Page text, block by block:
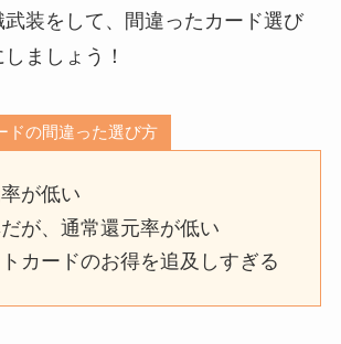
武装をして、間違ったカード選び
ましょう！
ドの間違った選び方
が低い
が、通常還元率が低い
カードのお得を追及しすぎる